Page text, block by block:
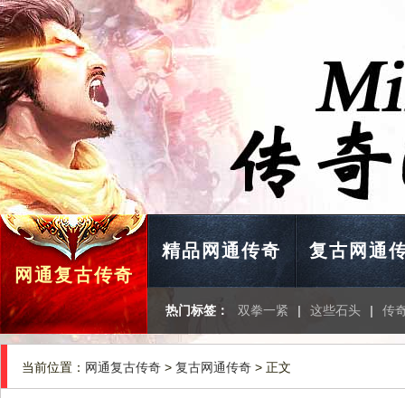
网通复古传奇
精品网通传奇 复古网通
热门标签： 双拳一紧 | 这些石头 | 传
当前位置： 网通复古传奇 > 复古网通传奇 > 正文